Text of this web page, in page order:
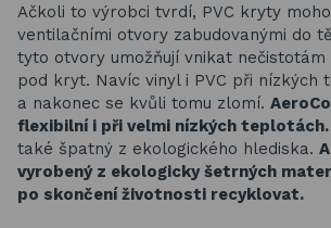
Ačkoli to výrobci tvrdí, PVC kryty
ventilačními otvory zabudovanými do
tyto otvory umožňují vnikat
pod kryt. Navíc vinyl i PVC při nízkých
a nakonec se kvůli tomu zlomí.
flexibilní i při velmi nízkých teplotách.
také špatný z ekologického hlediska.
vyrobený z ekologicky šetrných
po skončení životnosti recyklovat.